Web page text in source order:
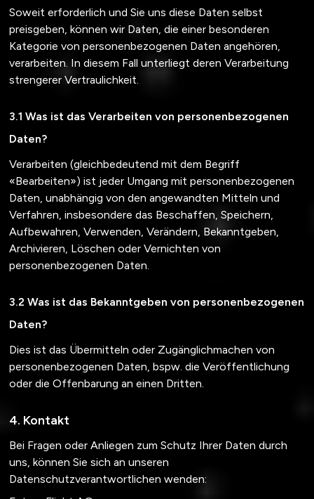
Soweit erforderlich und Sie uns diese Daten selbst
preisgeben, können wir Daten, die einer besonderen
Kategorie von personenbezogenen Daten angehören,
verarbeiten. In diesem Fall unterliegt deren Verarbeitung
strengerer Vertraulichkeit.
Was ist das Verarbeiten von personenbezogenen
Daten?
Verarbeiten (gleichbedeutend mit dem Begriff
«Bearbeiten») ist jeder Umgang mit personenbezogenen
Daten, unabhängig von den angewandten Mitteln und
Verfahren, insbesondere das Beschaffen, Speichern,
Aufbewahren, Verwenden, Verändern, Bekanntgeben,
Archivieren, Löschen oder Vernichten von
personenbezogenen Daten.
Was ist das Bekanntgeben von personenbezogenen
Daten?
Dies ist das Übermitteln oder Zugänglichmachen von
personenbezogenen Daten, bspw. die Veröffentlichung
oder die Offenbarung an einen Dritten.
Kontakt
Bei Fragen oder Anliegen zum Schutz Ihrer Daten durch
uns, können Sie sich an unseren
Datenschutzverantwortlichen wenden: